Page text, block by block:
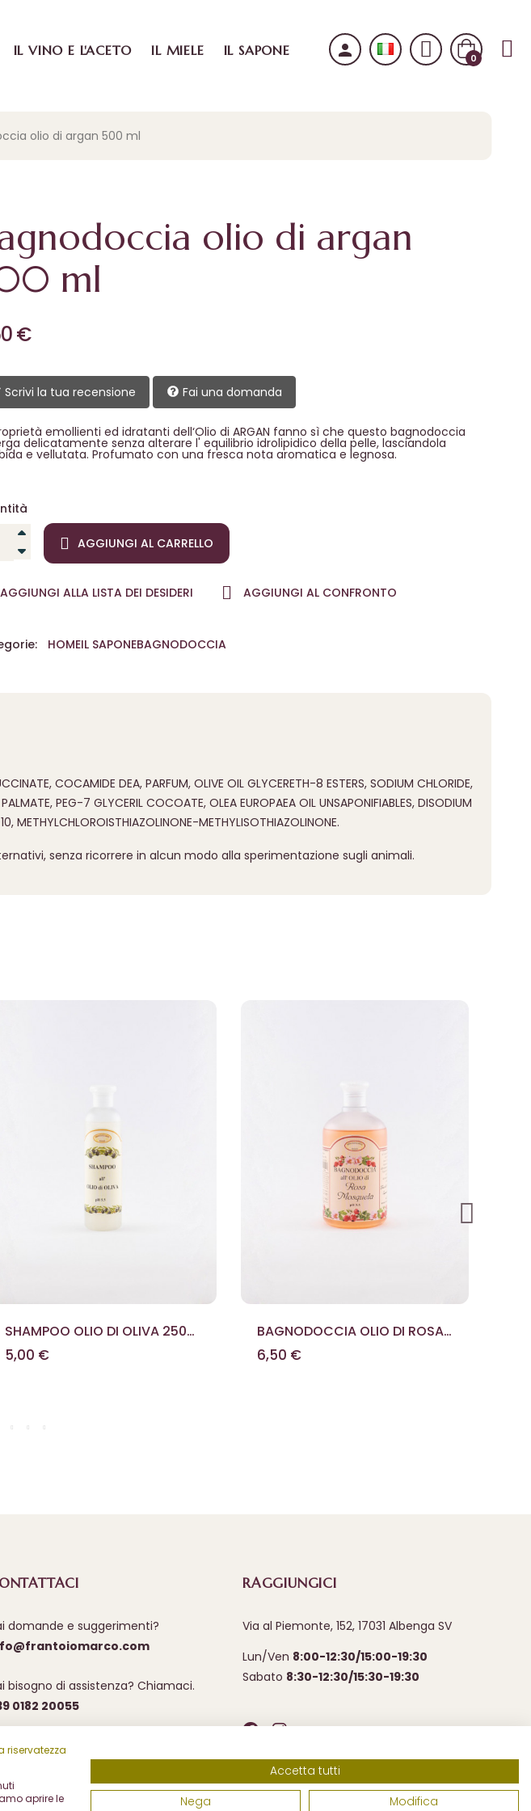
IL VINO E L'ACETO IL MIELE IL SAPONE person 0
olio di argan 500 ml
olio di argan
ml
€
Scrivi la tua recensione Fai una domanda
emollienti ed idratanti dell‘Olio di ARGAN fanno sì che questo bagnodoccia
delicatamente senza alterare l' equilibrio idrolipidico della pelle, lasciandola
e vellutata. Profumato con una fresca nota aromatica e legnosa.
AGGIUNGI AL CARRELLO
AGGIUNGI ALLA LISTA DEI DESIDERI AGGIUNGI AL CONFRONTO
HOMEIL SAPONEBAGNODOCCIA
COCAMIDE DEA, PARFUM, OLIVE OIL GLYCERETH-8 ESTERS, SODIUM CHLORIDE,
PEG-7 GLYCERIL COCOATE, OLEA EUROPAEA OIL UNSAPONIFIABLES, DISODIUM
METHYLCHLOROISTHIAZOLINONE-METHYLISOTHIAZOLINONE.
senza ricorrere in alcun modo alla sperimentazione sugli animali.
SHAMPOO OLIO DI OLIVA 250
ML
5,00 €
BAGNODOCCIA OLIO DI ROSA
MOSQUETA 500 ML
6,50 €
domande e suggerimenti?
bisogno di assistenza? Chiamaci.
0182 20055
RAGGIUNGICI
Via al Piemonte, 152, 17031 Albenga SV
Lun/Ven 8:00-12:30/15:00-19:30
Sabato 8:30-12:30/15:30-19:30
riservatezza
aprire le
Accetta tutti
Nega
Modifica